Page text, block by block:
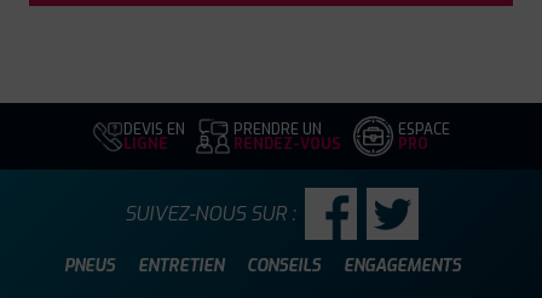
DEVIS EN
LIGNE
PRENDRE UN
RENDEZ-VOUS
ESPACE
PRO
PNEUS ENTRETIEN CONSEILS ENGAGEMENTS
SUIVEZ-NOUS SUR :